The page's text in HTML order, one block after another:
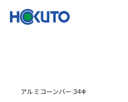
アルミコーンバー 34Φ